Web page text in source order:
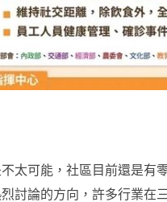
太可能，社區目前還是有
討論的方向，許多行業在